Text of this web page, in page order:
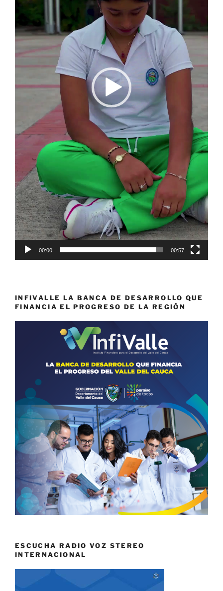
00:00 00:57
INFIVALLE LA BANCA DE DESARROLLO QUE
FINANCIA EL PROGRESO DE LA REGIÓN
ESCUCHA RADIO VOZ STEREO
INTERNACIONAL